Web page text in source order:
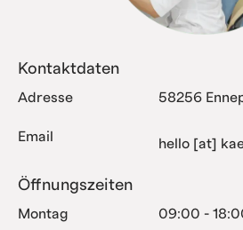
Kontaktdaten
Adresse 58256
Email hello [at]
Öffnungszeiten
Montag 09:00 -